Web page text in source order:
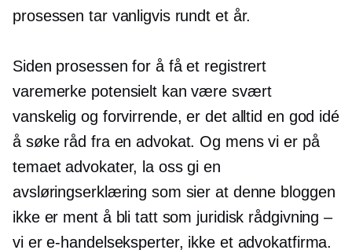
prosessen tar vanligvis rundt et år.
Siden prosessen for å få et registrert
varemerke potensielt kan være svært
vanskelig og forvirrende, er det alltid en god idé
å søke råd fra en advokat. Og mens vi er på
temaet advokater, la oss gi en
avsløringserklæring som sier at denne bloggen
ikke er ment å bli tatt som juridisk rådgivning –
vi er e-handelseksperter, ikke et advokatfirma.